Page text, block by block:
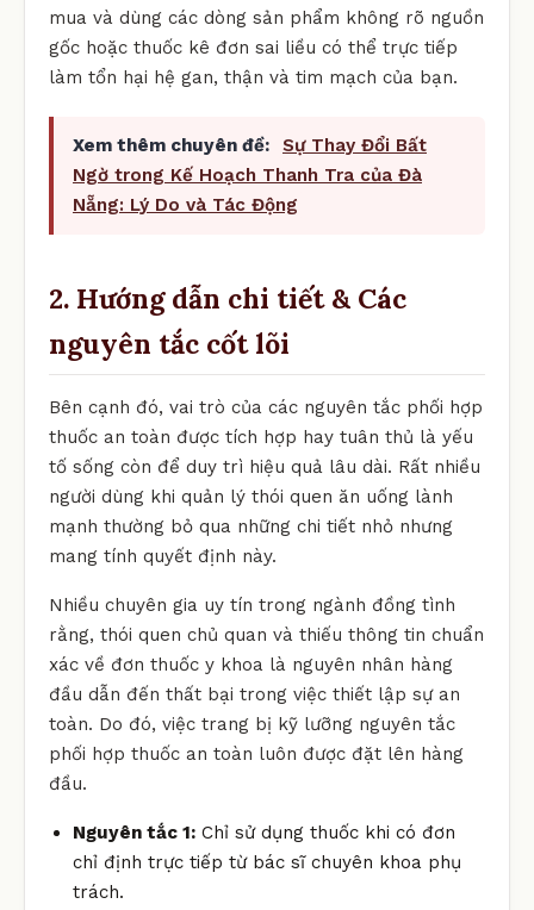
mua và dùng các dòng sản phẩm không rõ nguồn
gốc hoặc thuốc kê đơn sai liều có thể trực tiếp
làm tổn hại hệ gan, thận và tim mạch của bạn.
Xem thêm chuyên đề:
Sự Thay Đổi Bất
Ngờ trong Kế Hoạch Thanh Tra của Đà
Nẵng: Lý Do và Tác Động
2. Hướng dẫn chi tiết & Các
nguyên tắc cốt lõi
Bên cạnh đó, vai trò của các nguyên tắc phối hợp
thuốc an toàn được tích hợp hay tuân thủ là yếu
tố sống còn để duy trì hiệu quả lâu dài. Rất nhiều
người dùng khi quản lý thói quen ăn uống lành
mạnh thường bỏ qua những chi tiết nhỏ nhưng
mang tính quyết định này.
Nhiều chuyên gia uy tín trong ngành đồng tình
rằng, thói quen chủ quan và thiếu thông tin chuẩn
xác về đơn thuốc y khoa là nguyên nhân hàng
đầu dẫn đến thất bại trong việc thiết lập sự an
toàn. Do đó, việc trang bị kỹ lưỡng nguyên tắc
phối hợp thuốc an toàn luôn được đặt lên hàng
đầu.
Nguyên tắc 1: Chỉ sử dụng thuốc khi có đơn
chỉ định trực tiếp từ bác sĩ chuyên khoa phụ
trách.